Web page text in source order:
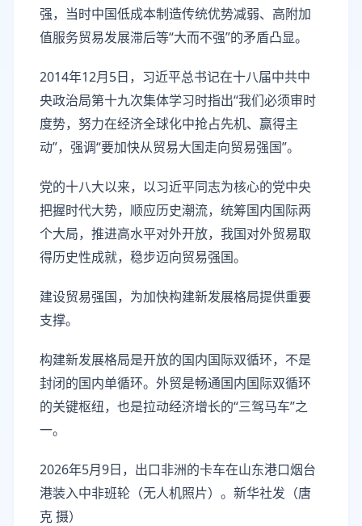
强，当时中国低成本制造传统优势减弱、高附加
值服务贸易发展滞后等“大而不强”的矛盾凸显。
2014年12月5日，习近平总书记在十八届中共中
央政治局第十九次集体学习时指出“我们必须审时
度势，努力在经济全球化中抢占先机、赢得主
动”，强调“要加快从贸易大国走向贸易强国”。
党的十八大以来，以习近平同志为核心的党中央
把握时代大势，顺应历史潮流，统筹国内国际两
个大局，推进高水平对外开放，我国对外贸易取
得历史性成就，稳步迈向贸易强国。
建设贸易强国，为加快构建新发展格局提供重要
支撑。
构建新发展格局是开放的国内国际双循环，不是
封闭的国内单循环。外贸是畅通国内国际双循环
的关键枢纽，也是拉动经济增长的“三驾马车”之
一。
2026年5月9日，出口非洲的卡车在山东港口烟台
港装入中非班轮（无人机照片）。新华社发（唐
克 摄）